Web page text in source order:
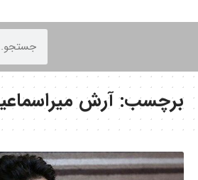
برچسب:آرش